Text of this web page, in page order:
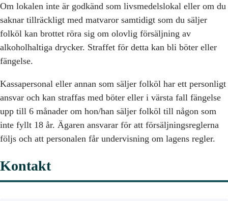
Om lokalen inte är godkänd som livsmedelslokal eller om du
saknar tillräckligt med matvaror samtidigt som du säljer
folköl kan brottet röra sig om olovlig försäljning av
alkoholhaltiga drycker. Straffet för detta kan bli böter eller
fängelse.
Kassapersonal eller annan som säljer folköl har ett personligt
ansvar och kan straffas med böter eller i värsta fall fängelse
upp till 6 månader om hon/han säljer folköl till någon som
inte fyllt 18 år. Ägaren ansvarar för att försäljningsreglerna
följs och att personalen får undervisning om lagens regler.
Kontakt